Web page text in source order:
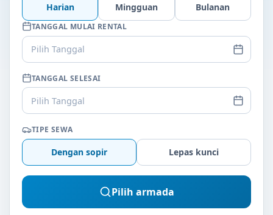
Harian Mingguan Bulanan
TANGGAL MULAI RENTAL
Pilih Tanggal
TANGGAL SELESAI
Pilih Tanggal
TIPE SEWA
Dengan sopir Lepas kunci
Pilih armada